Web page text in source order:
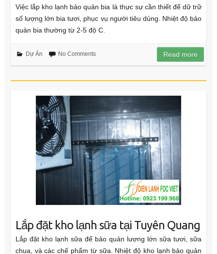
Việc lắp kho lạnh bảo quản bia là thực sự cần thiết để dữ trữ
số lượng lớn bia tươi, phục vụ người tiêu dùng. Nhiệt độ bảo
quản bia thường từ 2-5 độ C.
Dự Án No Comments Read more
Lắp đặt kho lạnh sữa tại Tuyên Quang
Lắp đặt kho lạnh sữa để bảo quản lượng lớn sữa tươi, sữa
chua, và các chế phẩm từ sữa. Nhiệt độ kho lạnh bảo quản